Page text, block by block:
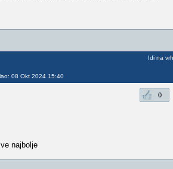
08 Okt 2024 15:40
Idi na vrh
0
najbolje